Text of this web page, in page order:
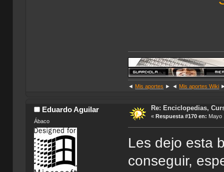
◄ Mis aportes ► ◄ Mis aportes Wiki
Eduardo Aguilar
Ábaco
Re: Enciclopedias,
« Respuesta #170 en: Mayo
Les dejo esta
conseguir,